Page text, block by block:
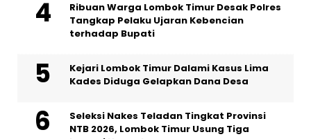
Ribuan Warga Lombok Timur Desak Polres
Tangkap Pelaku Ujaran Kebencian
terhadap Bupati
Kejari Lombok Timur Dalami Kasus Lima
Kades Diduga Gelapkan Dana Desa
Seleksi Nakes Teladan Tingkat Provinsi
NTB 2026, Lombok Timur Usung Tiga